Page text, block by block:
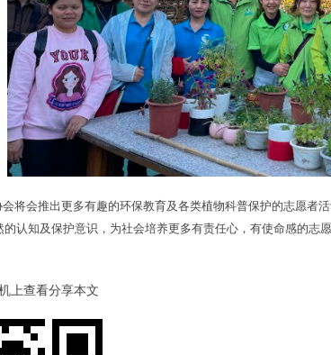
将会推出更多有趣的环保教育及各类植物科普保护的志愿者
认知及保护意识，为社会培养更多有责任心，有使命感的志愿
上查看分享本文